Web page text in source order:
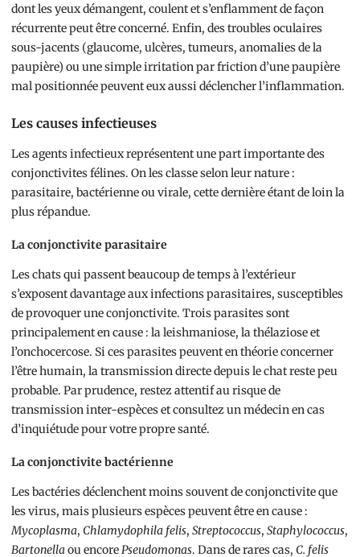
dont les yeux démangent, coulent et s’enflamment de façon
récurrente peut être concerné. Enfin, des troubles oculaires
sous-jacents (glaucome, ulcères, tumeurs, anomalies de la
paupière) ou une simple irritation par friction d’une paupière
mal positionnée peuvent eux aussi déclencher l’inflammation.
Les causes infectieuses
Les agents infectieux représentent une part importante des
conjonctivites félines. On les classe selon leur nature :
parasitaire, bactérienne ou virale, cette dernière étant de loin la
plus répandue.
La conjonctivite parasitaire
Les chats qui passent beaucoup de temps à l’extérieur
s’exposent davantage aux infections parasitaires, susceptibles
de provoquer une conjonctivite. Trois parasites sont
principalement en cause : la leishmaniose, la thélaziose et
l’onchocercose. Si ces parasites peuvent en théorie concerner
l’être humain, la transmission directe depuis le chat reste peu
probable. Par prudence, restez attentif au risque de
transmission inter-espèces et consultez un médecin en cas
d’inquiétude pour votre propre santé.
La conjonctivite bactérienne
Les bactéries déclenchent moins souvent de conjonctivite que
les virus, mais plusieurs espèces peuvent être en cause :
Mycoplasma, Chlamydophila felis, Streptococcus, Staphylococcus,
Bartonellaou encorePseudomonas. Dans de rares cas, C. felis